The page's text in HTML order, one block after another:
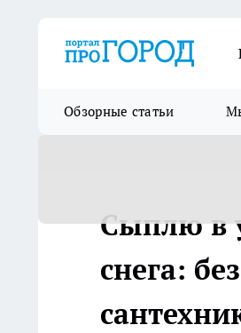
Обзорные статьи
Сыплю в
снега: